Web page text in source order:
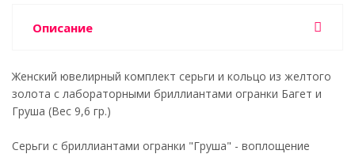
Описание
Женский ювелирный комплект серьги и кольцо из желтого
золота с лабораторными бриллиантами огранки Багет и
Груша (Вес 9,6 гр.)
Серьги с бриллиантами огранки "Груша" - воплощение